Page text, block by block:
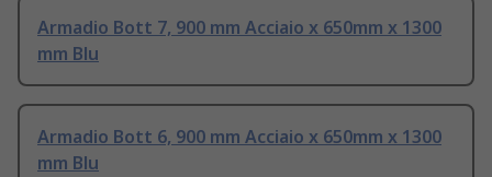
Armadio Bott 7, 900 mm Acciaio x 650mm x 1300
mm Blu
Armadio Bott 6, 900 mm Acciaio x 650mm x 1300
mm Blu